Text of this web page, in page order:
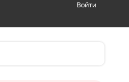
Войти